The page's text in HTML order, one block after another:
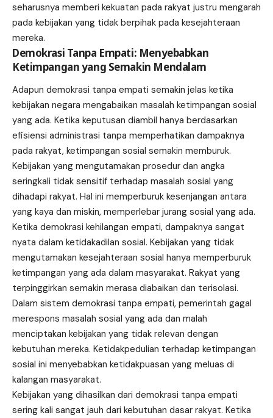
seharusnya memberi kekuatan pada rakyat justru mengarah
pada kebijakan yang tidak berpihak pada kesejahteraan
mereka.
Demokrasi Tanpa Empati: Menyebabkan
Ketimpangan yang Semakin Mendalam
Adapun demokrasi tanpa empati semakin jelas ketika
kebijakan negara mengabaikan masalah ketimpangan sosial
yang ada. Ketika keputusan diambil hanya berdasarkan
efisiensi administrasi tanpa memperhatikan dampaknya
pada rakyat, ketimpangan sosial semakin memburuk.
Kebijakan yang mengutamakan prosedur dan angka
seringkali tidak sensitif terhadap masalah sosial yang
dihadapi rakyat. Hal ini memperburuk kesenjangan antara
yang kaya dan miskin, memperlebar jurang sosial yang ada.
Ketika demokrasi kehilangan empati, dampaknya sangat
nyata dalam ketidakadilan sosial. Kebijakan yang tidak
mengutamakan kesejahteraan sosial hanya memperburuk
ketimpangan yang ada dalam masyarakat. Rakyat yang
terpinggirkan semakin merasa diabaikan dan terisolasi.
Dalam sistem demokrasi tanpa empati, pemerintah gagal
merespons masalah sosial yang ada dan malah
menciptakan kebijakan yang tidak relevan dengan
kebutuhan mereka. Ketidakpedulian terhadap ketimpangan
sosial ini menyebabkan ketidakpuasan yang meluas di
kalangan masyarakat.
Kebijakan yang dihasilkan dari demokrasi tanpa empati
sering kali sangat jauh dari kebutuhan dasar rakyat. Ketika